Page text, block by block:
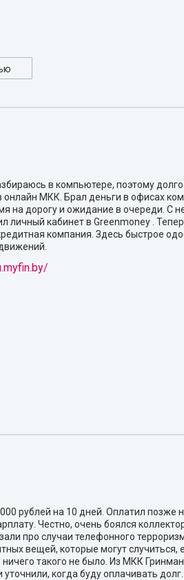
в компьютере, поэтому
онлайн МКК. Брал деньги в офисах
на дорогу и ожидание в очереди. С
личный кабинет в Greenmoney .
компания. Здесь быстрое
рублей на 10 дней. Оплатил позже
Честно, очень боялся
про случаи телефонного
вещей, которые могут случиться,
такого не было. Из МКК
когда буду оплачивать долг.